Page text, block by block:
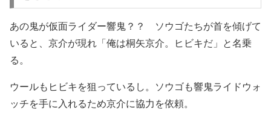
あの鬼が仮面ライダー響鬼？？ ソウゴたちが首を傾げて
いると、京介が現れ「俺は桐矢京介。ヒビキだ」と名乗
る。
ウールもヒビキを狙っているし。ソウゴも響鬼ライドウォ
ッチを手に入れるため京介に協力を依頼。